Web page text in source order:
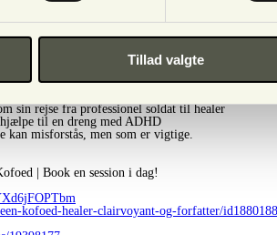
Tillad valgte
Univers” CD’en: Trylleblomst, til børn,
en boks med healingsbilleder og fokuskort
i tv programmerne: Fornemmelse for mord
sin rejse fra professionel soldat til healer
til en dreng med ADHD
kan misforstås, men som er vigtige.
| Book en session i dag!
kofoed-healer-clairvoyant-og-forfatter/